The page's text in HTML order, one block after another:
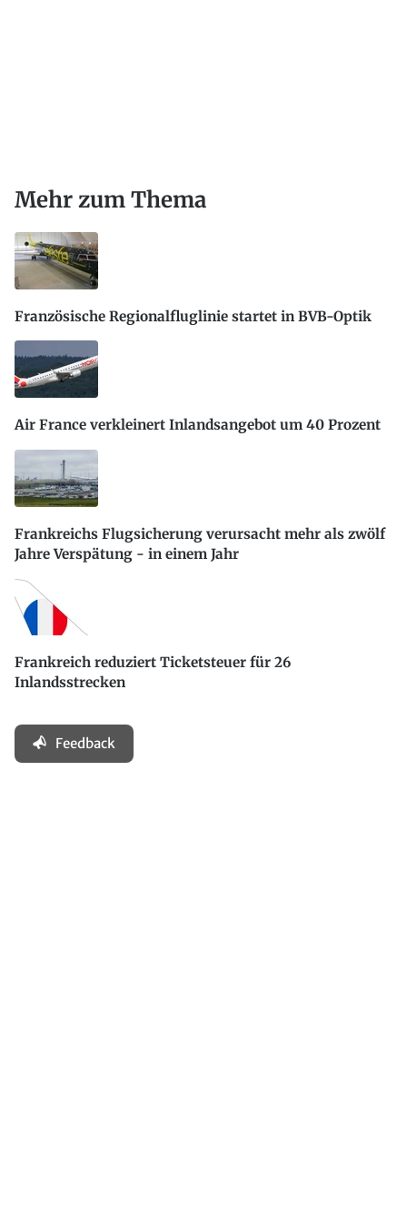
Mehr zum Thema
Französische Regionalfluglinie startet in BVB-Optik
Air France verkleinert Inlandsangebot um 40 Prozent
Frankreichs Flugsicherung verursacht mehr als zwölf
Jahre Verspätung - in einem Jahr
Frankreich reduziert Ticketsteuer für 26
Inlandsstrecken
Feedback